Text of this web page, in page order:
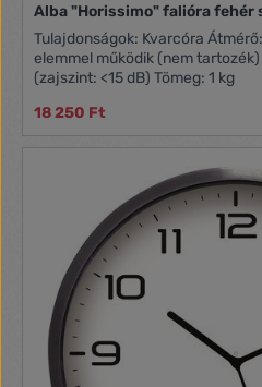
Alba "Horissimo" falióra fehér
Tulajdonságok: Kvarcóra Átmérő: 38 cm 1 db LR6/AA
elemmel működik (nem
(zajszint: <15 dB) Tömeg: 1 kg
18 250 Ft